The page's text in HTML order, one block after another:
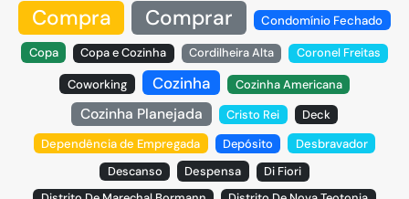
Compra Comprar Condomínio Fechado
Copa Copa e Cozinha Cordilheira Alta Coronel Freitas
Coworking Cozinha Cozinha Americana
Cozinha Planejada Cristo Rei
Deck
Dependência de Empregada
Depósito
Desbravador
Descanso
Despensa
Di Fiori